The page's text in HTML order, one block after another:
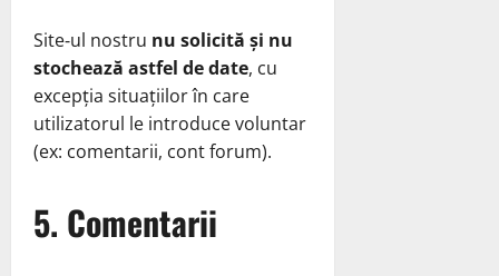
Site‑ul nostru nu solicită și nu
stochează astfel de date, cu
excepția situațiilor în care
utilizatorul le introduce voluntar
(ex: comentarii, cont forum).
5. Comentarii